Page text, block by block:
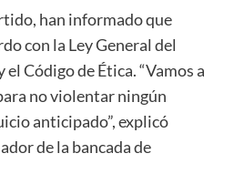
han informado que
con la Ley General del
Código de Ética. “Vamos a
no violentar ningún
anticipado”, explicó
de la bancada de